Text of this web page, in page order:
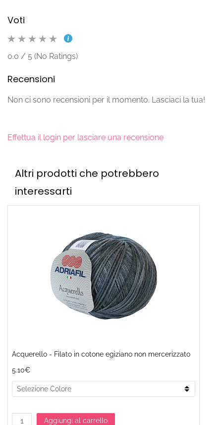
Voti
0.0 / 5 (No Ratings)
Recensioni
Non ci sono recensioni per il momento. Lasciaci la tua!
Effettua il login per lasciare una recensione
Altri prodotti che potrebbero
interessarti
Acquerello - Filato in cotone egiziano non mercerizzato
5.10€
Aggiungi al carrello